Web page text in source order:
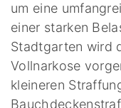
um eine
einer starken
Stadtgarten wird
Vollnarkose
kleineren